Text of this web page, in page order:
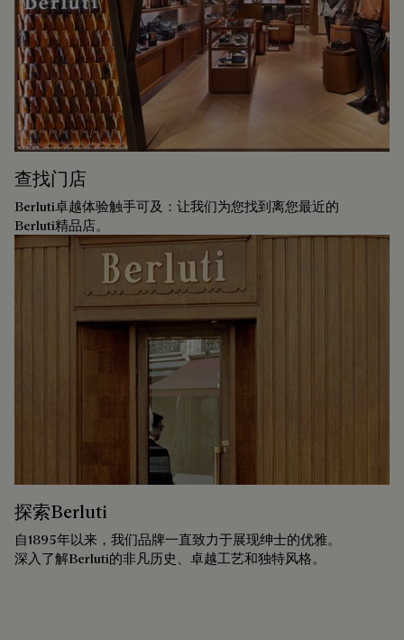
查找门店
Berluti卓越体验触手可及：让我们为您找到离您最近的
Berluti精品店。
探索Berluti
自1895年以来，我们品牌一直致力于展现绅士的优雅。
深入了解Berluti的非凡历史、卓越工艺和独特风格。